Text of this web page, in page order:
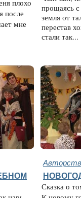
плохо
после
мне
прощаясь
земля от
перестав
стали так...
Сказка о